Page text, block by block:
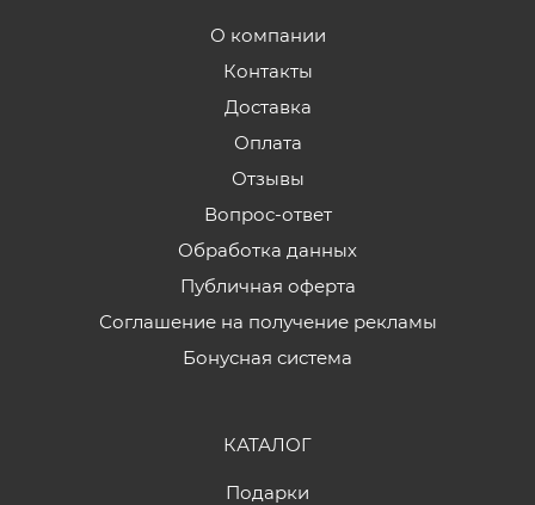
О компании
Контакты
Доставка
Оплата
Отзывы
Вопрос-ответ
Обработка данных
Публичная оферта
Соглашение на получение рекламы
Бонусная система
КАТАЛОГ
Подарки